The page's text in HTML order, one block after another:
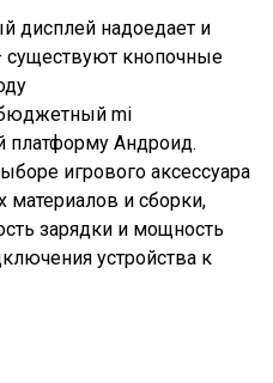
дисплей надоедает и
существуют кнопочные
mi
Андроид.
игрового аксессуара
и сборки,
зарядки и мощность
устройства к